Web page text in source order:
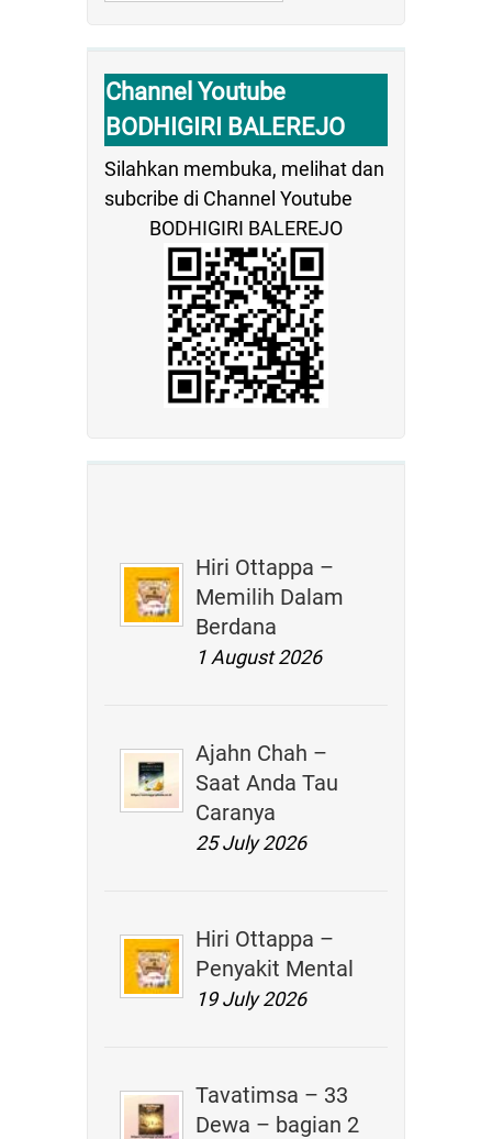
Channel Youtube
BODHIGIRI BALEREJO
Silahkan membuka, melihat dan
subcribe di Channel Youtube
BODHIGIRI BALEREJO
Hiri Ottappa –
Memilih Dalam
Berdana
1 August 2026
Ajahn Chah –
Saat Anda Tau
Caranya
25 July 2026
Hiri Ottappa –
Penyakit Mental
19 July 2026
Tavatimsa – 33
Dewa – bagian 2